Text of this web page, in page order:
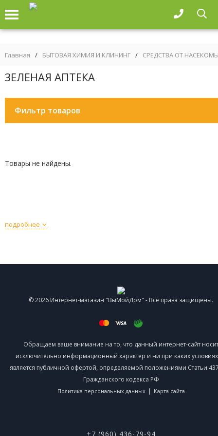
Главная / БЫТОВАЯ ХИМИЯ И КЛИНИНГ / СРЕДСТВА ОТ
ЗЕЛЕНАЯ АПТЕКА
Фильтр товаров
Товары не найдены.
подробнее
© 2026 Интернет-магазин "ВыМойДом" - Все права защищены.
Обращаем ваше внимание на то, что данный интернет-сайт
исключительно информационный характер и ни при каких
является публичной офертой, определяемой положениями Статьи
Гражданского кодекса РФ
Политика персональных данных | Карта сайта
+7 (960) 436-79-94